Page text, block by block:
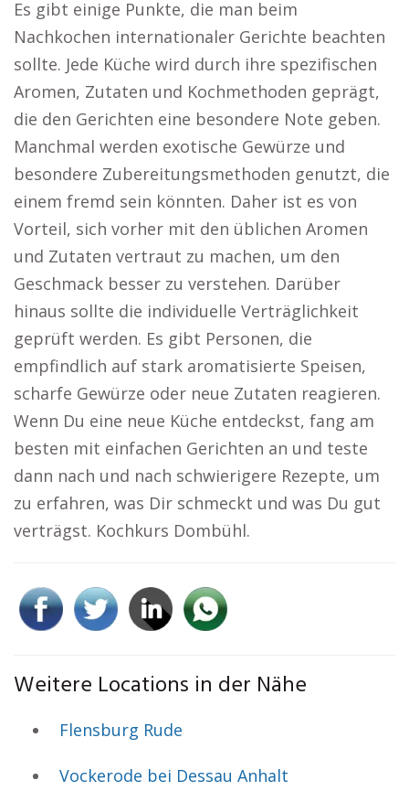
Es gibt einige Punkte, die man beim
Nachkochen internationaler Gerichte beachten
sollte. Jede Küche wird durch ihre spezifischen
Aromen, Zutaten und Kochmethoden geprägt,
die den Gerichten eine besondere Note geben.
Manchmal werden exotische Gewürze und
besondere Zubereitungsmethoden genutzt, die
einem fremd sein könnten. Daher ist es von
Vorteil, sich vorher mit den üblichen Aromen
und Zutaten vertraut zu machen, um den
Geschmack besser zu verstehen. Darüber
hinaus sollte die individuelle Verträglichkeit
geprüft werden. Es gibt Personen, die
empfindlich auf stark aromatisierte Speisen,
scharfe Gewürze oder neue Zutaten reagieren.
Wenn Du eine neue Küche entdeckst, fang am
besten mit einfachen Gerichten an und teste
dann nach und nach schwierigere Rezepte, um
zu erfahren, was Dir schmeckt und was Du gut
verträgst. Kochkurs Dombühl.
Weitere Locations in der Nähe
Flensburg Rude
Vockerode bei Dessau Anhalt